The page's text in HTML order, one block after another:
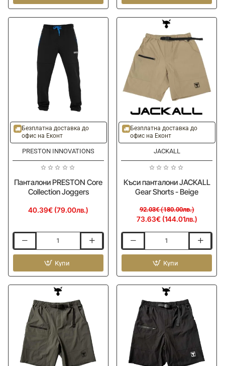
Joggers
Black
Force
Pants
Black
Безплатна доставка до
офис на Еконт
PRESTON INNOVATIONS
Панталони PRESTON Core
Collection Joggers
40.39€ (79.00лв.)
PRESTON
Collection
Joggers
Купи
-20%
Безплатна доставка до
офис на Еконт
JACKALL
Къси панталони JACKALL
Gear Shorts - Beige
73.63€ (144.01лв.)
92.03€ (180.00лв.)
панталони
Gear
Shorts
Купи